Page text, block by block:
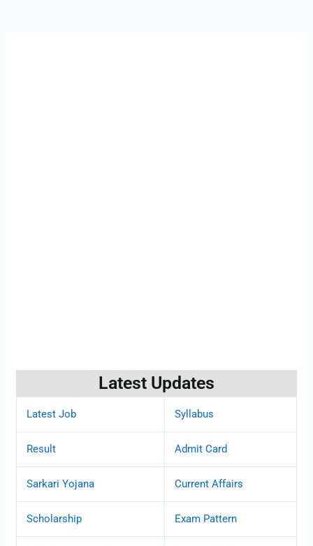
Latest Updates
Latest Job Syllabus
Result Admit Card
Sarkari Yojana Current Affairs
Scholarship Exam Pattern